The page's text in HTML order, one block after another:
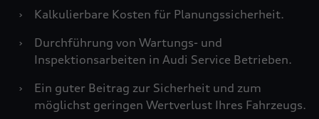
›
Kalkulierbare Kosten für Planungssicherheit.
›
Durchführung von Wartungs- und
Inspektionsarbeiten in Audi Service Betrieben.
›
Ein guter Beitrag zur Sicherheit und zum
möglichst geringen Wertverlust Ihres Fahrzeugs.